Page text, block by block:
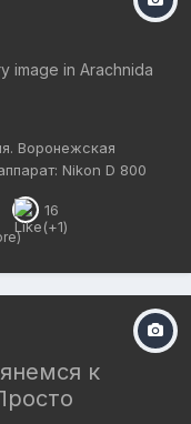
image in Arachnida
Воронежская
Nikon D 800
16
к